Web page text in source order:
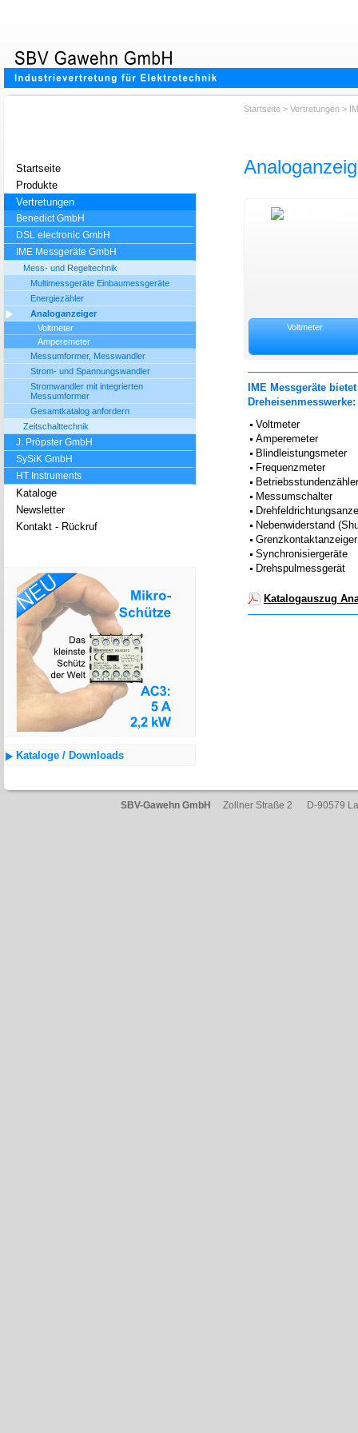
Startseite
Produkte
Vertretungen
Benedict GmbH
DSL electronic GmbH
IME Messgeräte GmbH
Mess- und Regeltechnik
Multimessgeräte Einbaumessgeräte
Energiezähler
Analoganzeiger
Voltmeter
Amperemeter
Messumformer, Messwandler
Strom- und Spannungswandler
Stromwandler mit integrierten
Messumformer
Gesamtkatalog anfordern
Zeitschalttechnik
J. Pröpster GmbH
SySiK GmbH
HT Instruments
Kataloge
Newsletter
Kontakt - Rückruf
Kataloge / Downloads
Startseite > Vertretungen >
Voltmeter
IME Messgeräte
Dreheisenmesswerke:
Voltmeter
Amperemeter
Blindleistungsmeter
Frequenzmeter
Betriebsstundenzähler
Messumschalter
Nebenwiderstand
Grenzkontaktanzeiger
Synchronisiergeräte
Drehspulmessgerät
Katalogauszug
SBV-Gawehn GmbH Zollner Straße 2 D-90579